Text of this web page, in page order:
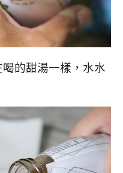
的甜湯一樣，水水